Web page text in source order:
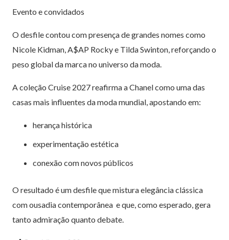
Evento e convidados
O desfile contou com presença de grandes nomes como
Nicole Kidman, A$AP Rocky e Tilda Swinton, reforçando o
peso global da marca no universo da moda.
A coleção Cruise 2027 reafirma a Chanel como uma das
casas mais influentes da moda mundial, apostando em:
herança histórica
experimentação estética
conexão com novos públicos
O resultado é um desfile que mistura elegância clássica
com ousadia contemporânea e que, como esperado, gera
tanto admiração quanto debate.